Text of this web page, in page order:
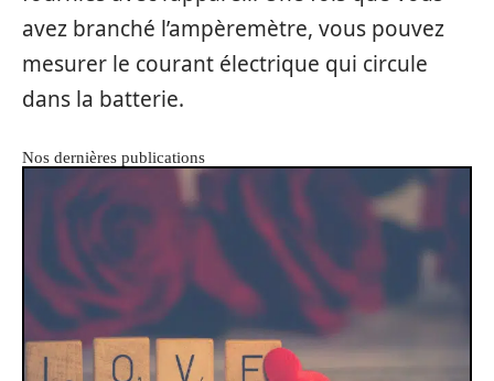
avez branché l’ampèremètre, vous pouvez
mesurer le courant électrique qui circule
dans la batterie.
Nos dernières publications